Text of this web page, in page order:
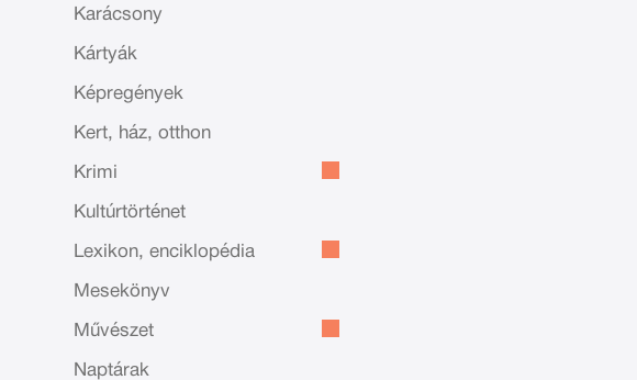
Karácsony
Kártyák
Képregények
Kert, ház, otthon
Krimi
Kultúrtörténet
Lexikon, enciklopédia
Mesekönyv
Művészet
Naptárak